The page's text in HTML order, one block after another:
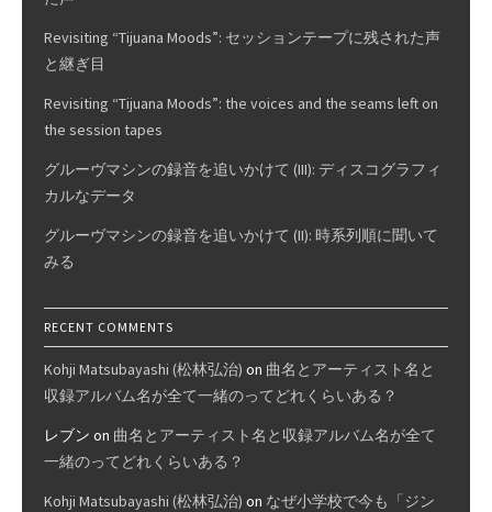
Revisiting “Tijuana Moods”: セッションテープに残された声
と継ぎ目
Revisiting “Tijuana Moods”: the voices and the seams left on
the session tapes
グルーヴマシンの録音を追いかけて (III): ディスコグラフィ
カルなデータ
グルーヴマシンの録音を追いかけて (II): 時系列順に聞いて
みる
RECENT COMMENTS
Kohji Matsubayashi (松林弘治) on 曲名とアーティスト名と
収録アルバム名が全て一緒のってどれくらいある？
レブン on 曲名とアーティスト名と収録アルバム名が全て
一緒のってどれくらいある？
Kohji Matsubayashi (松林弘治) on なぜ小学校で今も「ジン